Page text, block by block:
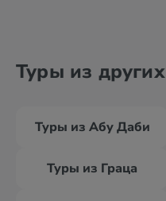
Туры из
Туры из Абу Даби
Туры из Граца